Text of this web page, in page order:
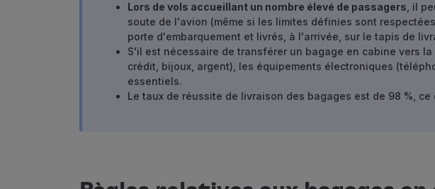
Vols en Economy Prime
Vols en Economy
Repas à bord
Divertissements
Gérer de réservation
Extras
Lors de vols accueillant un nombre élevé de passagers , il
soute de l'avion (même si les limites définies sont
porte d'embarquement et livrés, à l'arrivée, sur le tapis de
S'il est nécessaire de transférer un bagage en cabine vers
crédit, bijoux, argent), les équipements électroniques
essentiels.
Le taux de réussite de livraison des bagages est de 98 %,